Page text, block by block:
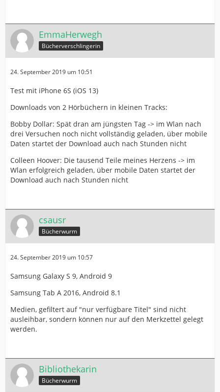
EmmaHerwegh
Bücherverschlingerin
24. September 2019 um 10:51
Test mit iPhone 6S (iOS 13)
Downloads von 2 Hörbüchern in kleinen Tracks:
Bobby Dollar: Spät dran am jüngsten Tag -> im Wlan nach
drei Versuchen noch nicht vollständig geladen, über mobile
Daten startet der Download auch nach Stunden nicht
Colleen Hoover: Die tausend Teile meines Herzens -> im
Wlan erfolgreich geladen, über mobile Daten startet der
Download auch nach Stunden nicht
csausr
Bücherwurm
24. September 2019 um 10:57
Samsung Galaxy S 9, Android 9
Samsung Tab A 2016, Android 8.1
Medien, gefiltert auf "nur verfügbare Titel" sind nicht
ausleihbar, sondern können nur auf den Merkzettel gelegt
werden.
Bibliothekarin
Bücherwurm